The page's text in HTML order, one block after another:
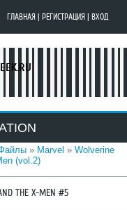
ГЛАВНАЯ РЕГИСТРАЦИЯ ВХОД
» Marvel » Wolverine
(vol.2)
THE X-MEN #5